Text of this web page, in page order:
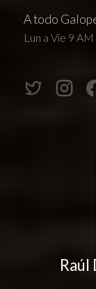
A todo
Lun a Vie 9
Raúl